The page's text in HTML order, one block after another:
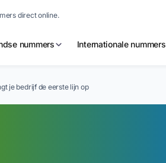
direct online.
nummers Internationale nummers
je bedrijf de eerste lijn op